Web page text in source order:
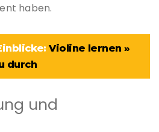
haben.
Violine lernen »
durch
und